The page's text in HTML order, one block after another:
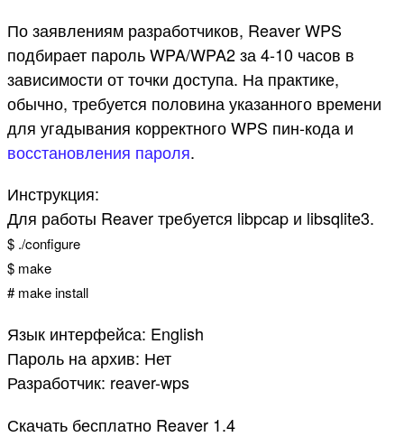
По заявлениям разработчиков, Reaver WPS
подбирает пароль WPA/WPA2 за 4-10 часов в
зависимости от точки доступа. На практике,
обычно, требуется половина указанного времени
для угадывания корректного WPS пин-кода и
восстановления пароля.
Инструкция:
Для работы Reaver требуется libpcap и libsqlite3.
$ ./configure
$ make
# make install
Язык интерфейса: English
Пароль на архив: Нет
Разработчик: reaver-wps
Скачать бесплатно Reaver 1.4